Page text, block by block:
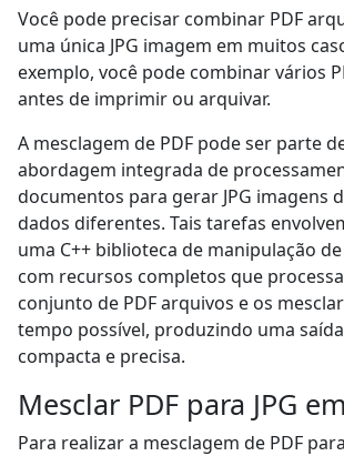
Você pode precisar combinar PDF
uma única JPG imagem em muitos
exemplo, você pode combinar vários
antes de imprimir ou arquivar.
A mesclagem de PDF pode ser parte
abordagem integrada de
documentos para gerar JPG imagens
dados diferentes. Tais tarefas
uma C++ biblioteca de manipulação de
com recursos completos que
conjunto de PDF arquivos e os
tempo possível, produzindo uma
compacta e precisa.
Mesclar PDF para JPG
Para realizar a mesclagem de PDF para